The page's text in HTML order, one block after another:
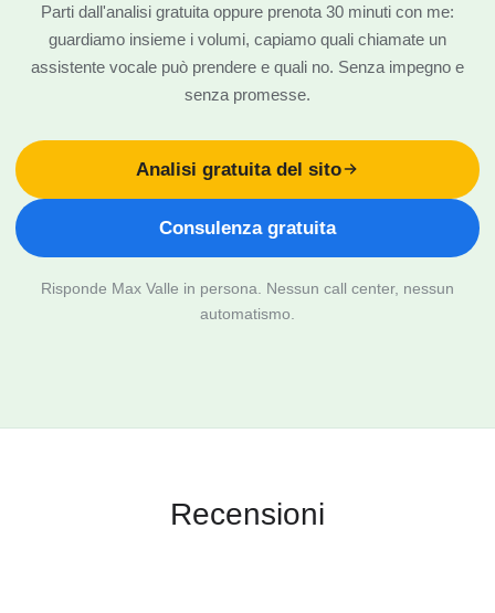
Parti dall'analisi gratuita oppure prenota 30 minuti con me:
guardiamo insieme i volumi, capiamo quali chiamate un
assistente vocale può prendere e quali no. Senza impegno e
senza promesse.
Analisi gratuita del sito
Consulenza gratuita
Risponde Max Valle in persona. Nessun call center, nessun
automatismo.
Recensioni